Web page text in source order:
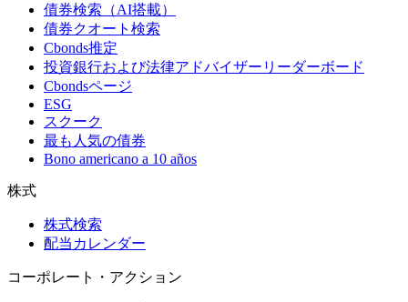
債券検索（AI搭載）
債券クオート検索
Cbonds推定
投資銀行および法律アドバイザーリーダーボード
Cbondsページ
ESG
スクーク
最も人気の債券
Bono americano a 10 años
株式
株式検索
配当カレンダー
コーポレート・アクション